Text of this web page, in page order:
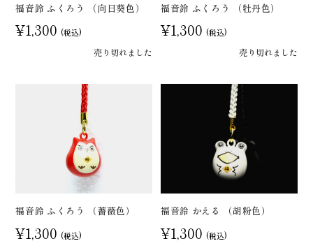
福音鈴 ふくろう （向日葵色）
¥1,300 (税込)
売り切れました
福音鈴 ふくろう （牡丹色）
¥1,300 (税込)
売り切れました
福音鈴 ふくろう （薔薇色）
¥1,300 (税込)
福音鈴 かえる （胡粉色）
¥1,300 (税込)